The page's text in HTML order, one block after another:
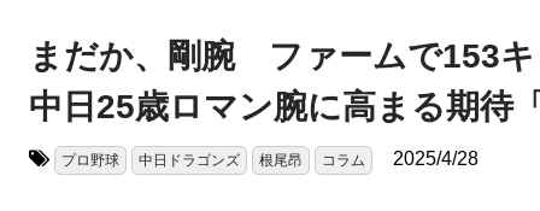
まだか、剛腕 ファームで153キ
中日25歳ロマン腕に高まる期待
プロ野球 中日ドラゴンズ 根尾昂 コラム 2025/4/28